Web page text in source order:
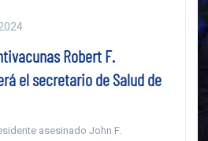
Robert F.
el secretario de Salud de
asesinado John F.